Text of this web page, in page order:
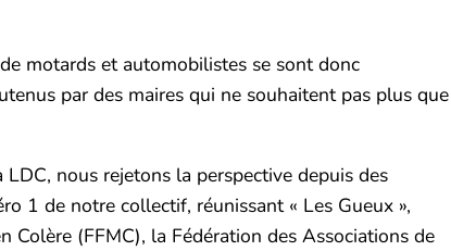
motards et automobilistes se sont donc
par des maires qui ne souhaitent pas plus que
nous rejetons la perspective depuis des
1 de notre collectif, réunissant « Les Gueux »,
Colère (FFMC), la Fédération des Associations de